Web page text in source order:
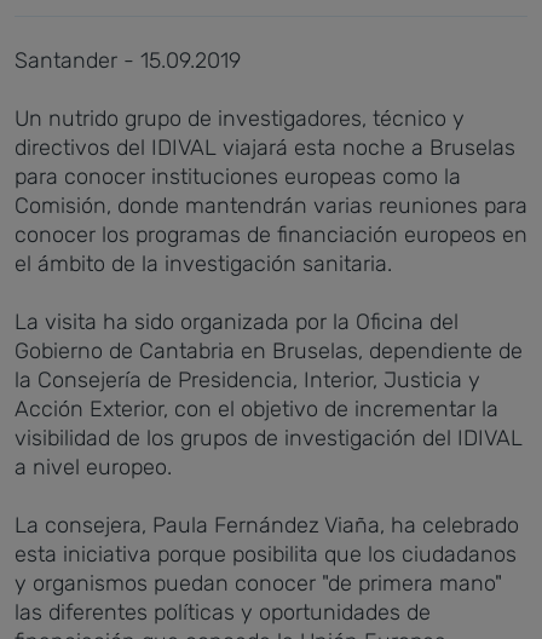
Santander - 15.09.2019
Un nutrido grupo de investigadores, técnico y
directivos del IDIVAL viajará esta noche a Bruselas
para conocer instituciones europeas como la
Comisión, donde mantendrán varias reuniones para
conocer los programas de financiación europeos en
el ámbito de la investigación sanitaria.
La visita ha sido organizada por la Oficina del
Gobierno de Cantabria en Bruselas, dependiente de
la Consejería de Presidencia, Interior, Justicia y
Acción Exterior, con el objetivo de incrementar la
visibilidad de los grupos de investigación del IDIVAL
a nivel europeo.
La consejera, Paula Fernández Viaña, ha celebrado
esta iniciativa porque posibilita que los ciudadanos
y organismos puedan conocer "de primera mano"
las diferentes políticas y oportunidades de